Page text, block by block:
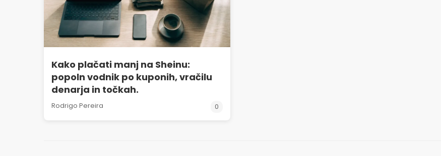
Kako plačati manj na Sheinu:
popoln vodnik po kuponih, vračilu
denarja in točkah.
Rodrigo Pereira 0